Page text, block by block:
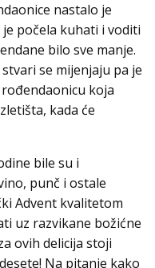
nastalo je
počela kuhati i voditi
bilo sve manje.
se mijenjaju pa je
koja
kada će
bile su i
punč i ostale
Advent kvalitetom
uz razvikane božićne
ovih delicija stoji
Na pitanje kako